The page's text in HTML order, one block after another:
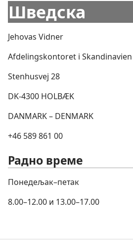
Шведска
Jehovas Vidner
Afdelingskontoret i Skandinavien
Stenhusvej 28
DK-4300 HOLBÆK
DANMARK – DENMARK
+46 589 861 00
Радно време
Понедељак–петак
8.00–12.00 и 13.00–17.00